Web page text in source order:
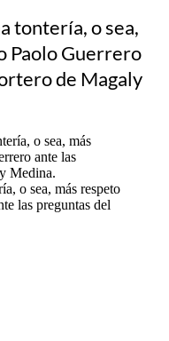
tontería, o sea,
Paolo Guerrero
de Magaly
o sea, más respeto
las preguntas del